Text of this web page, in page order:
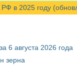
в 2025 году
6 августа 2026 года
зерна